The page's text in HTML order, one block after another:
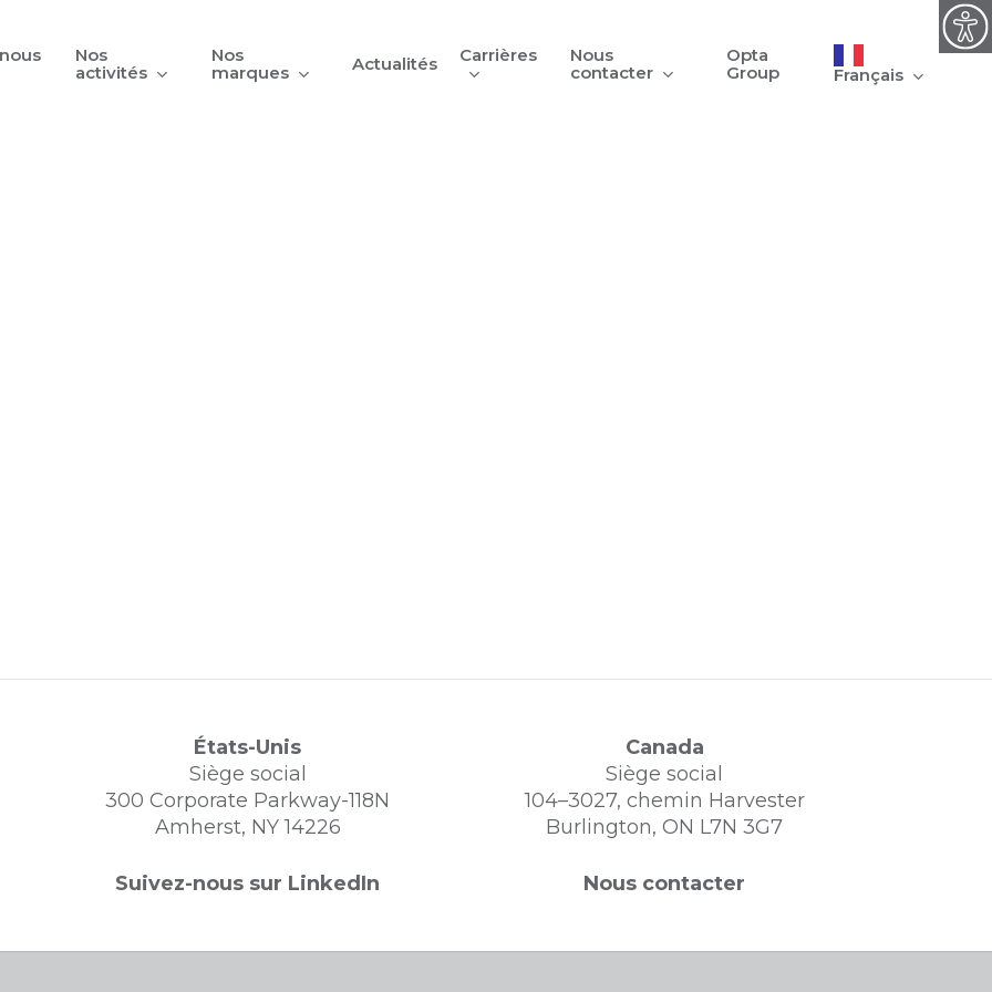
Nos
activités
Nos
marques
Actualités Carrières
Nous
contacter
Opta
Group
Français
États-Unis
Siège social
300 Corporate Parkway-118N
Amherst, NY 14226
Suivez-nous sur LinkedIn
Canada
Siège social
104–3027, chemin Harvester
Burlington, ON L7N 3G7
Nous contacter